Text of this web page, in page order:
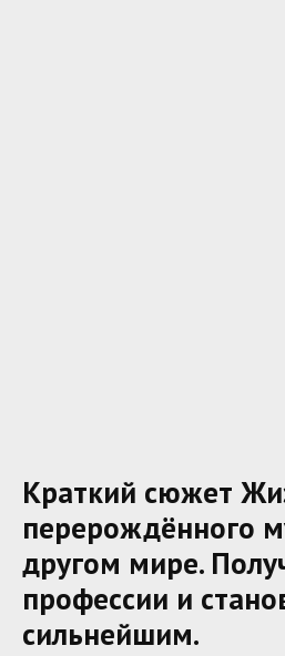
Краткий сюжет
перерождённого
другом мире.
профессии и
сильнейшим.